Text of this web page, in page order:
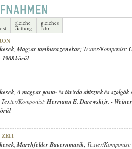
gleiche
Gattung
gleiches
Jahr
Magyar tambura zenekar; Texter/Komponist:
1908 körül
A magyar posta- és távírda altisztek és szolgák
Texter/Komponist: Hermann E. Darewski jr. -
ZEIT
Marchfelder Bauernmusik; Texter/Komponist: